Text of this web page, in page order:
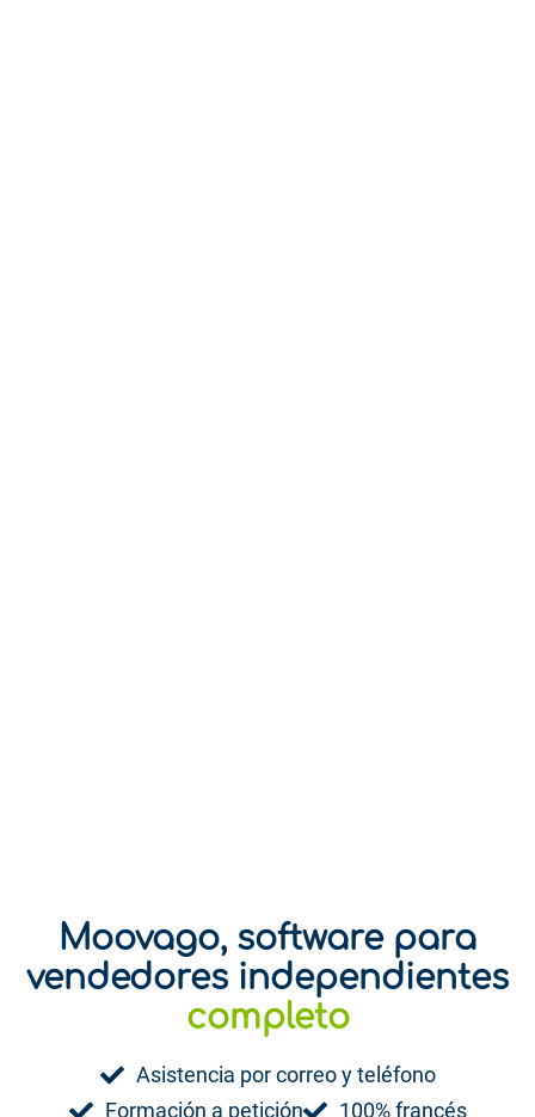
Moovago, software para
vendedores independientes
completo
divertido
Asistencia por correo y teléfono
Formación a petición
100% francés